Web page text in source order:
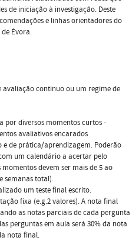
de iniciação à investigação. Deste
e linhas orientadores do
Évora.
avaliação continuo ou um regime de
por diversos momentos curtos -
avaliativos encarados
de prática/aprendizagem. Poderão
um calendário a acertar pelo
devem ser mais de 5 ao
semanas total).
um teste final escrito.
fixa (e.g.2 valores). A nota final
as notas parciais de cada pergunta
perguntas em aula será 30% da nota
nota final.